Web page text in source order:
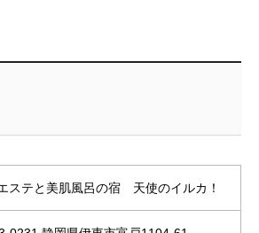
ステと美肌風呂の宿 天使のイルカ！